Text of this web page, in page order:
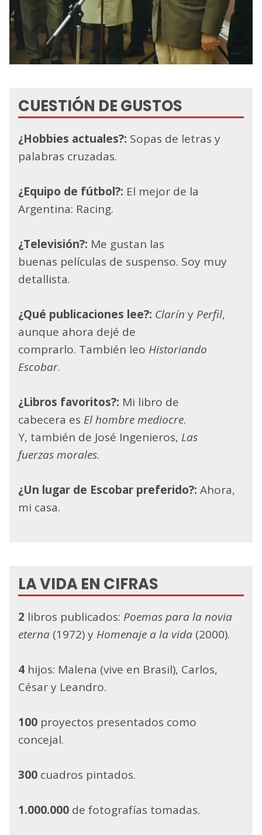
CUESTIÓN DE GUSTOS
¿Hobbies actuales?: Sopas de letras y
palabras cruzadas.
¿Equipo de fútbol?: El mejor de la
Argentina: Racing.
¿Televisión?: Me gustan las
buenas películas de suspenso. Soy muy
detallista.
¿Qué publicaciones lee?: Clarín y Perfil,
aunque ahora dejé de
comprarlo. También leo Historiando
Escobar.
¿Libros favoritos?: Mi libro de
cabecera es El hombre mediocre.
Y, también de José Ingenieros, Las
fuerzas morales.
¿Un lugar de Escobar preferido?: Ahora,
mi casa.
LA VIDA EN CIFRAS
2 libros publicados: Poemas para la novia
eterna (1972) y Homenaje a la vida (2000).
4 hijos: Malena (vive en Brasil), Carlos,
César y Leandro.
100 proyectos presentados como
concejal.
300 cuadros pintados.
1.000.000 de fotografías tomadas.